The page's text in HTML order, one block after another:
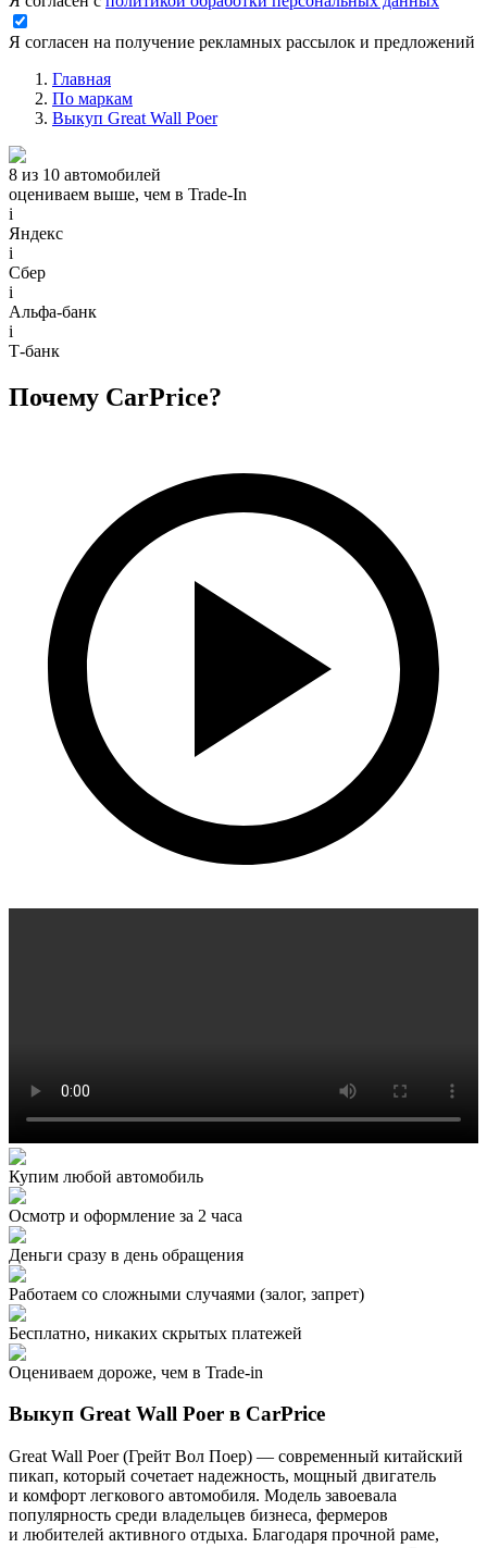
Я согласен на получение рекламных рассылок и предложений
Главная
По маркам
Выкуп Great Wall Poer
8 из 10 автомобилей
оцениваем выше, чем в Trade‑In
i
Яндекс
i
Сбер
i
Альфа-банк
i
Т-банк
Почему CarPrice?
Купим любой автомобиль
Осмотр и оформление за 2 часа
Деньги сразу в день обращения
Работаем со сложными случаями (залог, запрет)
Бесплатно, никаких скрытых платежей
Оцениваем дороже, чем в Trade‑in
Выкуп Great Wall Poer в CarPrice
Great Wall Poer (Грейт Вол Поер) — современный китайский
пикап, который сочетает надежность, мощный двигатель
и комфорт легкового автомобиля. Модель завоевала
популярность среди владельцев бизнеса, фермеров
и любителей активного отдыха. Благодаря прочной раме,